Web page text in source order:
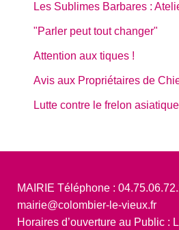
Les Sublimes Barbares :
"Parler peut tout changer"
Attention aux tiques !
Avis aux Propriétaires de
Lutte contre le frelon asiatique
MAIRIE Téléphone :
mairie@colombier-le-vieux.fr
Horaires d’ouverture au Public :